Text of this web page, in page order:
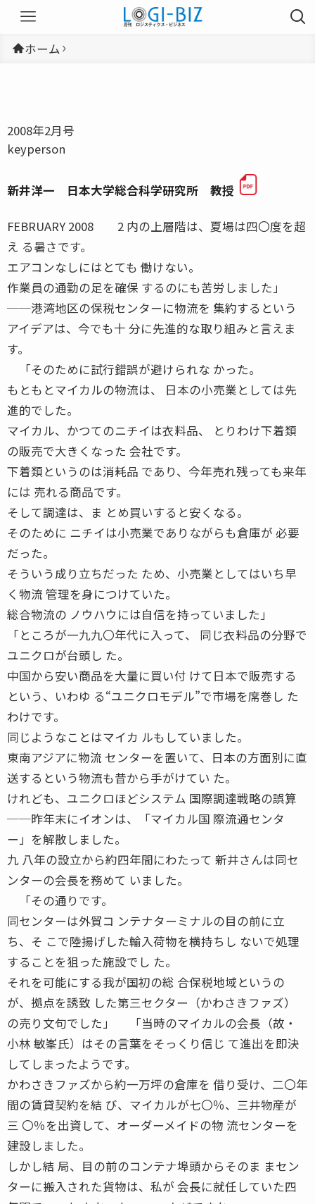
ホーム
2008年2月号
keyperson
新井洋一 日本大学総合科学研究所 教授
FEBRUARY 2008 2 内の上層階は、夏場は四〇度を超
え る暑さです。
エアコンなしにはとても 働けない。
作業員の通勤の足を確保 するのにも苦労しました」
──港湾地区の保税センターに物流を 集約するという
アイデアは、今でも十 分に先進的な取り組みと言えま
す。
「そのために試行錯誤が避けられな かった。
もともとマイカルの物流は、 日本の小売業としては先
進的でした。
マイカル、かつてのニチイは衣料品、 とりわけ下着類
の販売で大きくなった 会社です。
下着類というのは消耗品 であり、今年売れ残っても来年
には 売れる商品です。
そして調達は、ま とめ買いすると安くなる。
そのために ニチイは小売業でありながらも倉庫が 必要
だった。
そういう成り立ちだった ため、小売業としてはいち早
く物流 管理を身につけていた。
総合物流の ノウハウには自信を持っていました」
「ところが一九九〇年代に入って、 同じ衣料品の分野で
ユニクロが台頭し た。
中国から安い商品を大量に買い付 けて日本で販売する
という、いわゆ る“ユニクロモデル”で市場を席巻し た
わけです。
同じようなことはマイカ ルもしていました。
東南アジアに物流 センターを置いて、日本の方面別に直
送するという物流も昔から手がけてい た。
けれども、ユニクロほどシステム 国際調達戦略の誤算
──昨年末にイオンは、「マイカル国 際流通センタ
ー」を解散しました。
九 八年の設立から約四年間にわたって 新井さんは同セ
ンターの会長を務めて いました。
「その通りです。
同センターは外貿コ ンテナターミナルの目の前に立
ち、そ こで陸揚げした輸入荷物を横持ちし ないで処理
することを狙った施設でし た。
それを可能にする我が国初の総 合保税地域というの
が、拠点を誘致 した第三セクター（かわさきファズ）
の売り文句でした」 「当時のマイカルの会長（故・
小林 敏峯氏）はその言葉をそっくり信じ て進出を即決
してしまったようです。
かわさきファズから約一万坪の倉庫を 借り受け、二〇年
間の賃貸契約を結 び、マイカルが七〇％、三井物産が
三 〇％を出資して、オーダーメイドの物 流センターを
建設しました。
しかし結 局、目の前のコンテナ埠頭からそのま まセン
ターに搬入された貨物は、私が 会長に就任していた四